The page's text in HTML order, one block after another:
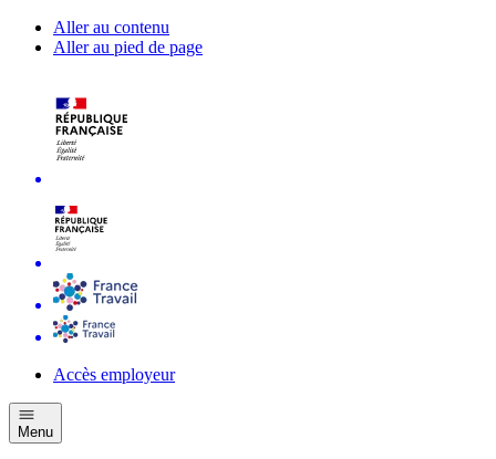
Aller au contenu
Aller au pied de page
Accès employeur
Menu